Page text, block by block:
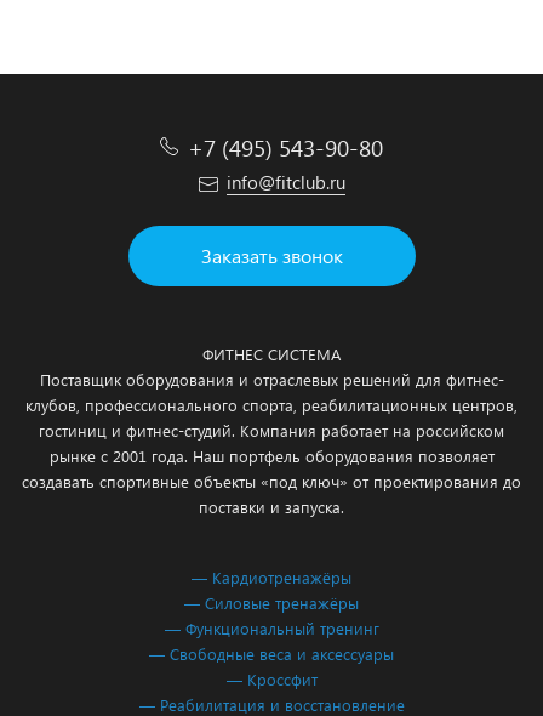
+7 (495) 543-90-80
info@fitclub.ru
Заказать звонок
ФИТНЕС СИСТЕМА
Поставщик оборудования и отраслевых решений для фитнес-
клубов, профессионального спорта, реабилитационных центров,
гостиниц и фитнес-студий. Компания работает на российском
рынке с 2001 года. Наш портфель оборудования позволяет
создавать спортивные объекты «под ключ» от проектирования до
поставки и запуска.
— Кардиотренажёры
— Силовые тренажёры
— Функциональный тренинг
— Свободные веса и аксессуары
— Кроссфит
— Реабилитация и восстановление